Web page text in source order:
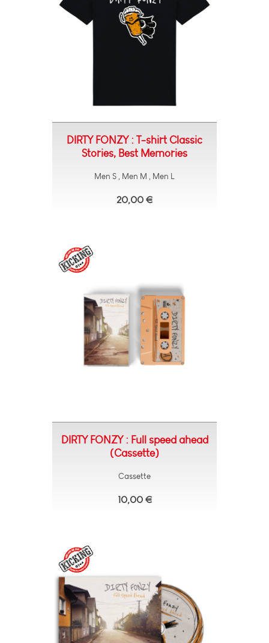
DIRTY FONZY : T-shirt Classic
Stories, Best Memories
Men S , Men M , Men L
20,00 €
DIRTY FONZY : Full speed ahead
(Cassette)
Cassette
10,00 €